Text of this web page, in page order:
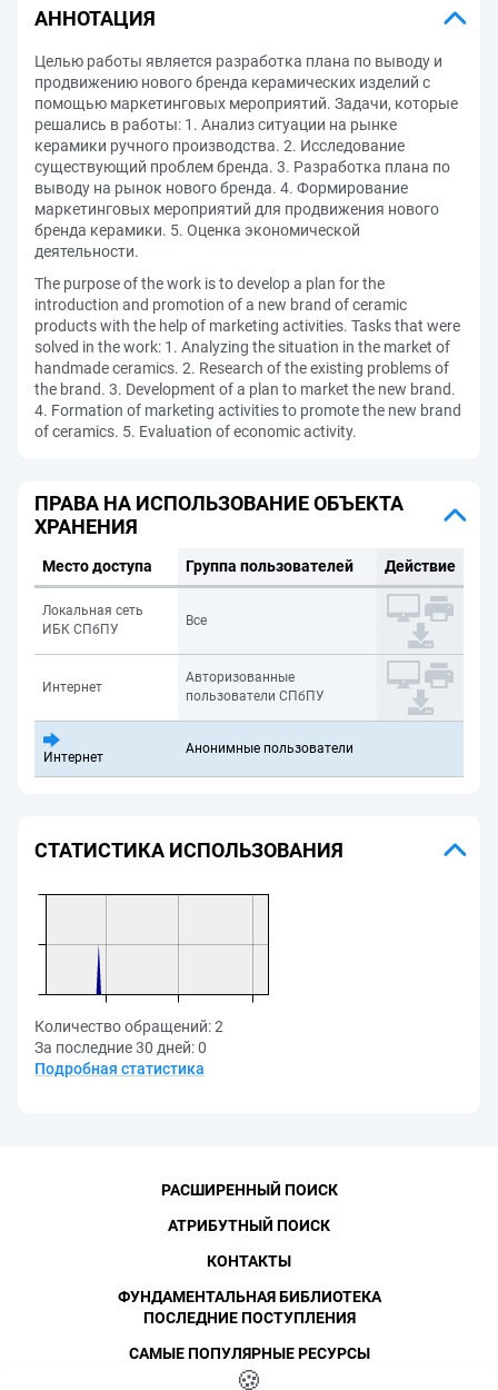
АННОТАЦИЯ
Целью работы является разработка плана по выводу и
продвижению нового бренда керамических изделий с
помощью маркетинговых мероприятий. Задачи, которые
решались в работы: 1. Анализ ситуации на рынке
керамики ручного производства. 2. Исследование
существующий проблем бренда. 3. Разработка плана по
выводу на рынок нового бренда. 4. Формирование
маркетинговых мероприятий для продвижения нового
бренда керамики. 5. Оценка экономической
деятельности.
The purpose of the work is to develop a plan for the
introduction and promotion of a new brand of ceramic
products with the help of marketing activities. Tasks that were
solved in the work: 1. Analyzing the situation in the market of
handmade ceramics. 2. Research of the existing problems of
the brand. 3. Development of a plan to market the new brand.
4. Formation of marketing activities to promote the new brand
of ceramics. 5. Evaluation of economic activity.
ПРАВА НА ИСПОЛЬЗОВАНИЕ ОБЪЕКТА
ХРАНЕНИЯ
Место доступа Группа пользователей Действие
Локальная сеть
ИБК СПбПУ
Все
Интернет
Авторизованные
пользователи СПбПУ
Интернет
Анонимные пользователи
СТАТИСТИКА ИСПОЛЬЗОВАНИЯ
Количество обращений:2
За последние 30 дней:0
Подробная статистика
СПбПУ, 1996-2026
РАСШИРЕННЫЙ ПОИСК
АТРИБУТНЫЙ ПОИСК
КОНТАКТЫ
ФУНДАМЕНТАЛЬНАЯ БИБЛИОТЕКА
ПОСЛЕДНИЕ ПОСТУПЛЕНИЯ
САМЫЕ ПОПУЛЯРНЫЕ РЕСУРСЫ
🍪